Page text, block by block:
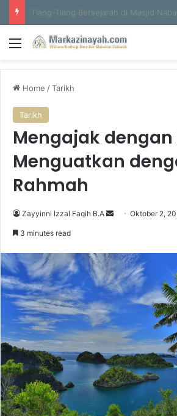
Al-Hajun
Menu
Home /Tarikh
Tarikh
Mengajak
Menguatkan
Rahmah
Zayyinni Izzal Faqih B.A
d
a
n
a
l
Oktober 2,
3 minutes read